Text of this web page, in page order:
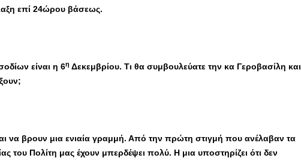
επί 24ώρου βάσεως.
είναι η 6η Δεκεμβρίου. Τι θα συμβουλεύατε την κα Γεροβασίλη και
να βρουν μια ενιαία γραμμή. Από την πρώτη στιγμή που ανέλαβαν τα
του Πολίτη μας έχουν μπερδέψει πολύ. Η μια υποστηρίζει ότι δεν